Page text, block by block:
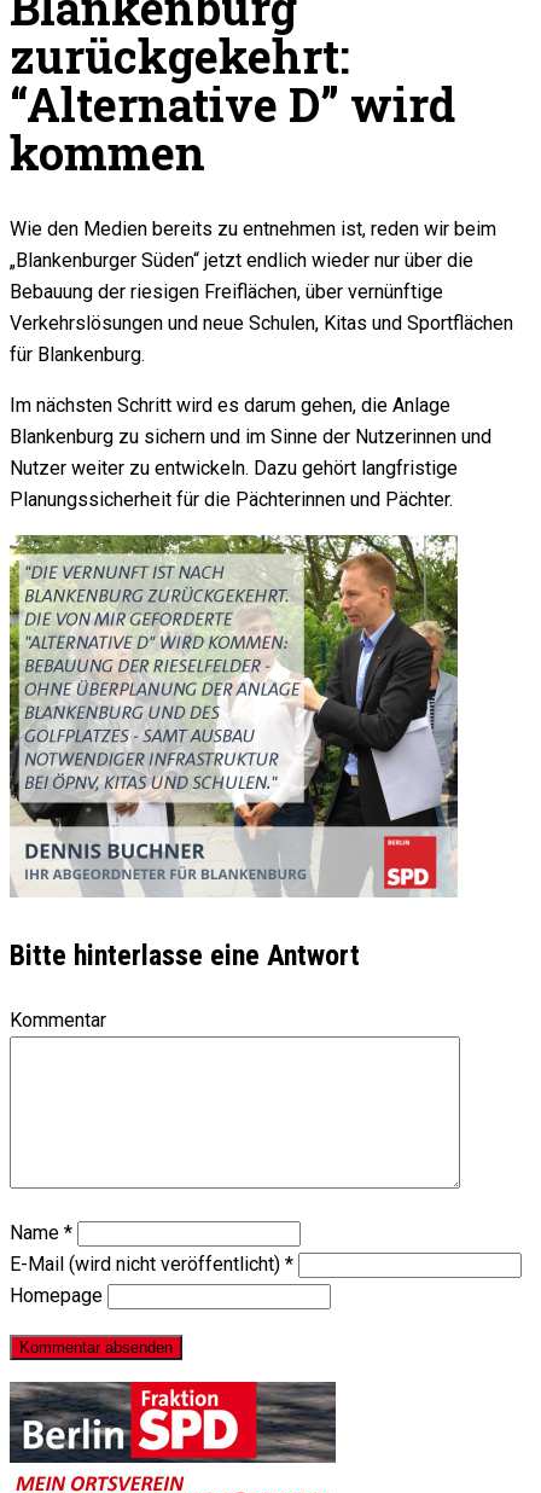
zurückgekehrt:
“Alternative D” wird
kommen
Wie den Medien bereits zu entnehmen ist, reden wir beim
„Blankenburger Süden“ jetzt endlich wieder nur über die
Bebauung der riesigen Freiflächen, über vernünftige
Verkehrslösungen und neue Schulen, Kitas und Sportflächen
für Blankenburg.
Im nächsten Schritt wird es darum gehen, die Anlage
Blankenburg zu sichern und im Sinne der Nutzerinnen und
Nutzer weiter zu entwickeln. Dazu gehört langfristige
Planungssicherheit für die Pächterinnen und Pächter.
Bitte hinterlasse eine Antwort
Kommentar
Name *
E-Mail (wird nicht veröffentlicht) *
Homepage